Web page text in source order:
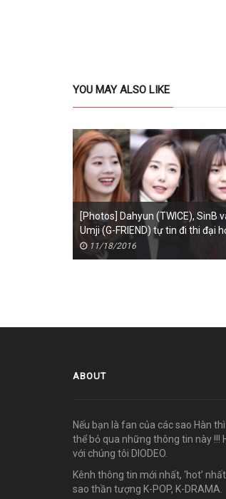
YOU MAY ALSO LIKE
[Photos] Dahyun (TWICE), SinB
Umji (G-FRIEND) tự tin đi thi đại
năm nay
11/18/2016
ABOUT
Nếu bạn là fan của các sao Hàn
thể bỏ qua những thông tin này !!!
với chúng tôi DIODEO.
Kênh thông tin mới nhất, ‘hot’
sao thần tượng K-POP, K-DRAMA.